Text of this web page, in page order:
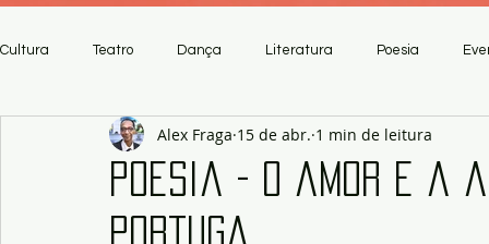
Cultura Teatro Dança Literatura Poesia
Artesanato
Poesia - O amor e a
Portuga
Alex Fraga 15 de abr. 1 min de leitura